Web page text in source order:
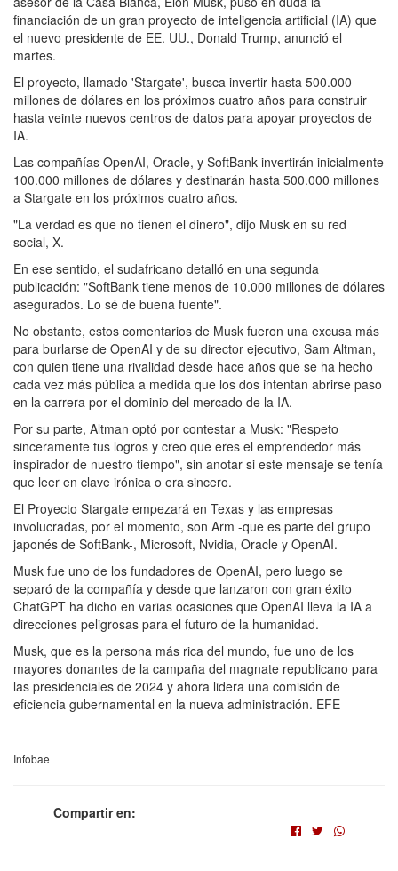
financiación de un gran proyecto de inteligencia artificial (IA) que
el nuevo presidente de EE. UU., Donald Trump, anunció el
martes.
El proyecto, llamado 'Stargate', busca invertir hasta 500.000
millones de dólares en los próximos cuatro años para construir
hasta veinte nuevos centros de datos para apoyar proyectos de
IA.
Las compañías OpenAI, Oracle, y SoftBank invertirán inicialmente
100.000 millones de dólares y destinarán hasta 500.000 millones
a Stargate en los próximos cuatro años.
"La verdad es que no tienen el dinero", dijo Musk en su red
social, X.
En ese sentido, el sudafricano detalló en una segunda
publicación: "SoftBank tiene menos de 10.000 millones de dólares
asegurados. Lo sé de buena fuente".
No obstante, estos comentarios de Musk fueron una excusa más
para burlarse de OpenAI y de su director ejecutivo, Sam Altman,
con quien tiene una rivalidad desde hace años que se ha hecho
cada vez más pública a medida que los dos intentan abrirse paso
en la carrera por el dominio del mercado de la IA.
Por su parte, Altman optó por contestar a Musk: "Respeto
sinceramente tus logros y creo que eres el emprendedor más
inspirador de nuestro tiempo", sin anotar si este mensaje se tenía
que leer en clave irónica o era sincero.
El Proyecto Stargate empezará en Texas y las empresas
involucradas, por el momento, son Arm -que es parte del grupo
japonés de SoftBank-, Microsoft, Nvidia, Oracle y OpenAI.
Musk fue uno de los fundadores de OpenAI, pero luego se
separó de la compañía y desde que lanzaron con gran éxito
ChatGPT ha dicho en varias ocasiones que OpenAI lleva la IA a
direcciones peligrosas para el futuro de la humanidad.
Musk, que es la persona más rica del mundo, fue uno de los
mayores donantes de la campaña del magnate republicano para
las presidenciales de 2024 y ahora lidera una comisión de
eficiencia gubernamental en la nueva administración. EFE
Infobae
Compartir en: